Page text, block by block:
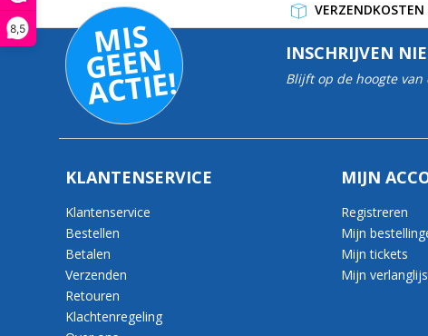
8,5 MI
S
G
E
E
N
A
C
TI
E!
INSCHRIJVEN
Blijft op de hoogte
KLANTENSERVICE
Klantenservice
Bestellen
Betalen
Verzenden
Retouren
Klachtenregeling
MIJN
Registreren
Mijn
Mijn tickets
Mijn